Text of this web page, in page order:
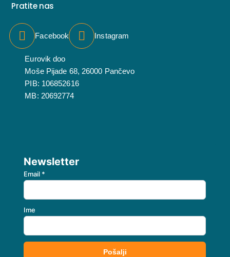
Pratite nas
Facebook Instagram
Eurovik doo
Moše Pijade 68, 26000 Pančevo
PIB: 106852616
MB: 20692774